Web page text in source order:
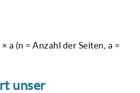
a (n = Anzahl der Seiten, a =
unser